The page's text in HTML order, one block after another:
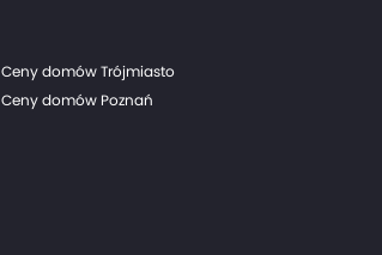
Ceny domów Trójmiasto
Ceny domów Poznań